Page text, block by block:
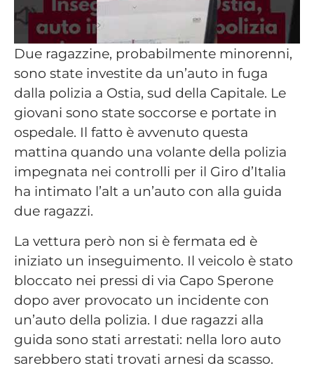
Due ragazzine, probabilmente minorenni,
sono state investite da un’auto in fuga
dalla polizia a Ostia, sud della Capitale. Le
giovani sono state soccorse e portate in
ospedale. Il fatto è avvenuto questa
mattina quando una volante della polizia
impegnata nei controlli per il Giro d’Italia
ha intimato l’alt a un’auto con alla guida
due ragazzi.
La vettura però non si è fermata ed è
iniziato un inseguimento. Il veicolo è stato
bloccato nei pressi di via Capo Sperone
dopo aver provocato un incidente con
un’auto della polizia. I due ragazzi alla
guida sono stati arrestati: nella loro auto
sarebbero stati trovati arnesi da scasso.